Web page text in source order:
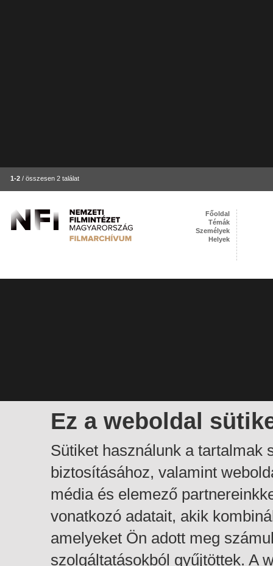
1-2 / összesen 2 találat
Ez a weboldal
Sütiket használunk a tartalmak
biztosításához, valamint
média és elemező
vonatkozó adatait, akik
amelyeket Ön adott meg
szolgáltatásokból gyűjtöttek. A
Főoldal
Témák
Személyek
Helyek